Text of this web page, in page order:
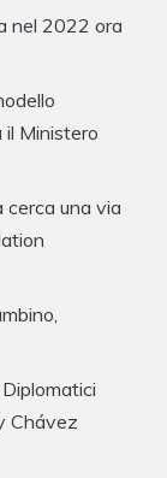
nel 2022 ora
Ministero
cerca una via
Chávez